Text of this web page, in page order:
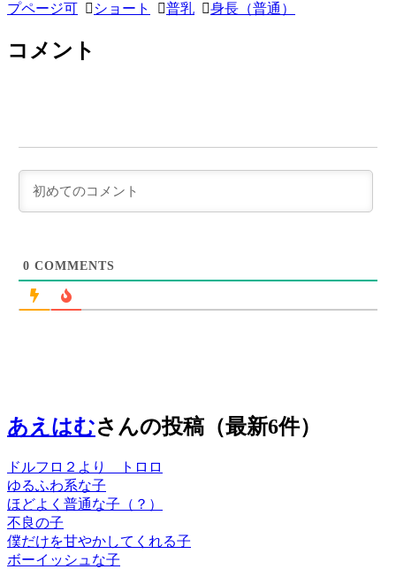
プページ可
ショート 普乳 身長（普通）
コメント
0 COMMENTS
あえはむさんの投稿（最新6件）
ドルフロ２より トロロ
ゆるふわ系な子
ほどよく普通な子（？）
不良の子
僕だけを甘やかしてくれる子
ボーイッシュな子